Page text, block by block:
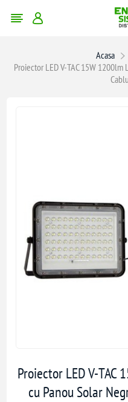
Acasa
Proiector LED V-TAC 15W
Proiector LED V-TAC
cu Panou Solar